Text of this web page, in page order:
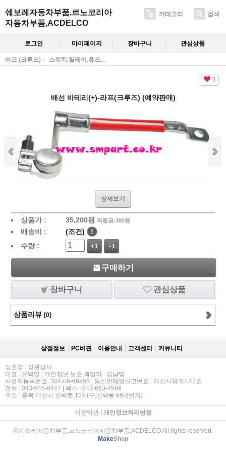
쉐보레자동차부품,르노코리아
자동차부품,ACDELCO
카테고리 검색
로그인 마이페이지 장바구니 관심상품
라프 (크루즈) 스위치,릴레이,휴즈...
1
배선 바테리(+)-라프(크루즈) (예약판매)
상세보기
상품가 : 35,200원 적립금:300원
배송비 : (조건)
!
수량 :
+1 -1
구매하기
장바구니 관심상품
상품리뷰 [0]
상점정보 PC버젼 이용안내 고객센터 커뮤니티
상호명 : 성원상사
대표 : 유덕열 | 개인정보 보호 책임자 : 김남영
사업자등록번호 :304-05-66855 | 통신판매업신고번호 : 제천시청 제147호
전화 : 043-645-6427 | 팩스 : 043-653-4589
주소 : 충북 제천시 신백로 124 (구,신백동 96-3번지)
이용약관| 개인정보처리방침
ⓒ쉐보레자동차부품,르노코리아자동차부품,ACDELCO All rights reserved.
MakeShop